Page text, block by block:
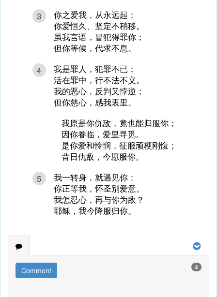
3
你之爱我，从永远起；
你爱恒久、坚定不稍移。
虽我言语，冒犯得罪你；
但你等候，代求不息。
4
我是罪人，犯罪不已；
活在罪中，行不法不义。
我的恶心，反判又悖逆；
但你慈心，感我衷里。
我原是你仇敌，竟也能归服你；
因你眷临，爱里寻觅。
是你爱和怜悯，征服顽梗刚愎；
昔日仇敌，今愿服你。
5
我一转身，就遇见你；
你正等我，怀圣别爱意。
我怎忍心，再与你为敌？
耶稣，我今降服归你。
Comment 4